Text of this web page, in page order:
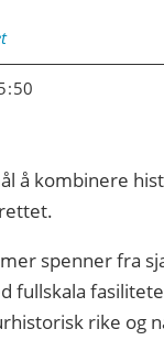
å kombinere
spenner fra
fullskala
rike og